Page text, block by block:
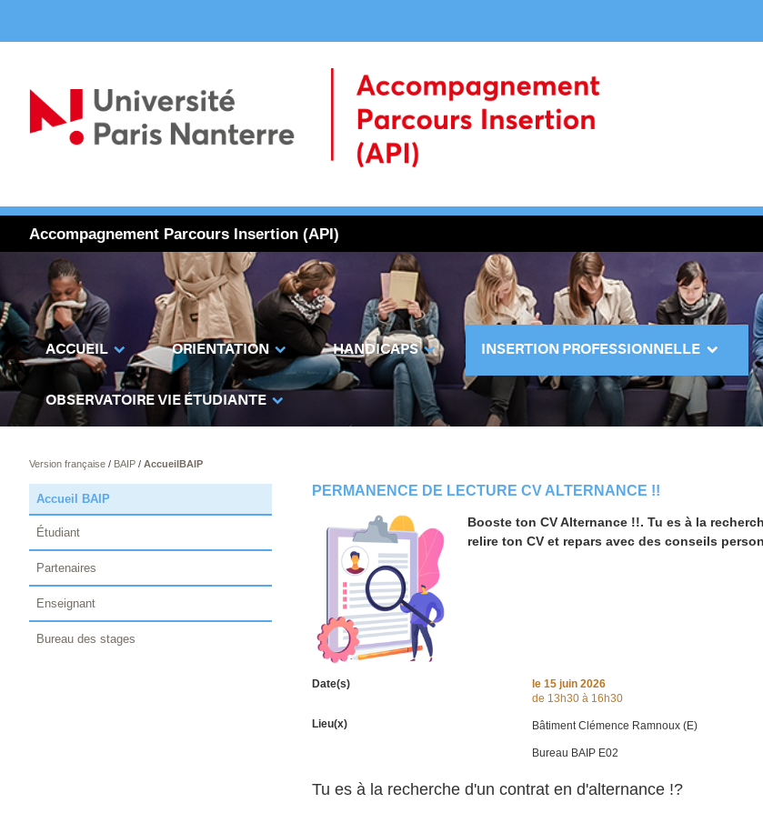
Accompagnement Parcours Insertion (API)
ACCUEIL ORIENTATION HANDICAPS INSERTION PROFESSIONNELLE
OBSERVATOIRE VIE ÉTUDIANTE
Version française/ BAIP/ AccueilBAIP
PERMANENCE DE LECTURE CV ALTERNANCE !!
Booste ton CV Alternance !!. Tu es à la
relire ton CV et repars avec des conseils
Date(s) le 15 juin 2026
de 13h30 à 16h30
Lieu(x)
Bâtiment Clémence Ramnoux (E)
Bureau BAIP E02
Tu es à la recherche d'un contrat en d'alternance !?
Accueil BAIP
Étudiant
Partenaires
Enseignant
Bureau des stages